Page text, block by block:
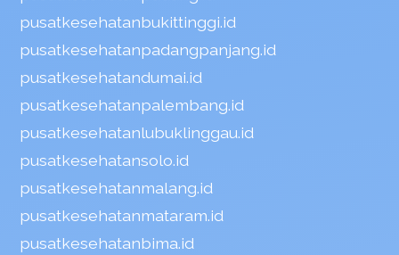
pusatkesehatanbukittinggi.id
pusatkesehatanpadangpanjang.id
pusatkesehatandumai.id
pusatkesehatanpalembang.id
pusatkesehatanlubuklinggau.id
pusatkesehatansolo.id
pusatkesehatanmalang.id
pusatkesehatanmataram.id
pusatkesehatanbima.id